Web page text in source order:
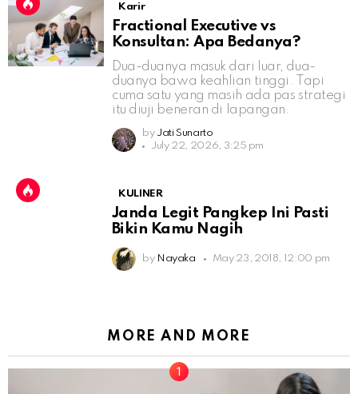
Karir
Fractional Executive vs
Konsultan: Apa Bedanya?
Dua-duanya masuk dari luar, dua-
duanya bawa keahlian tinggi. Tapi
cuma satu yang masih ada pas strategi
itu diuji beneran di lapangan.
by Jati Sunarto
July 22, 2026, 3:25 pm
KULINER
Janda Legit Pangkep Ini Pasti
Bikin Kamu Nagih
by Nayaka May 23, 2018, 12:00 pm
MORE AND MORE